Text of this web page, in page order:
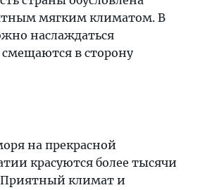
мягким климатом. В
наслаждаться
в сторону
на прекрасной
красуются более тысячи
Приятный климат и